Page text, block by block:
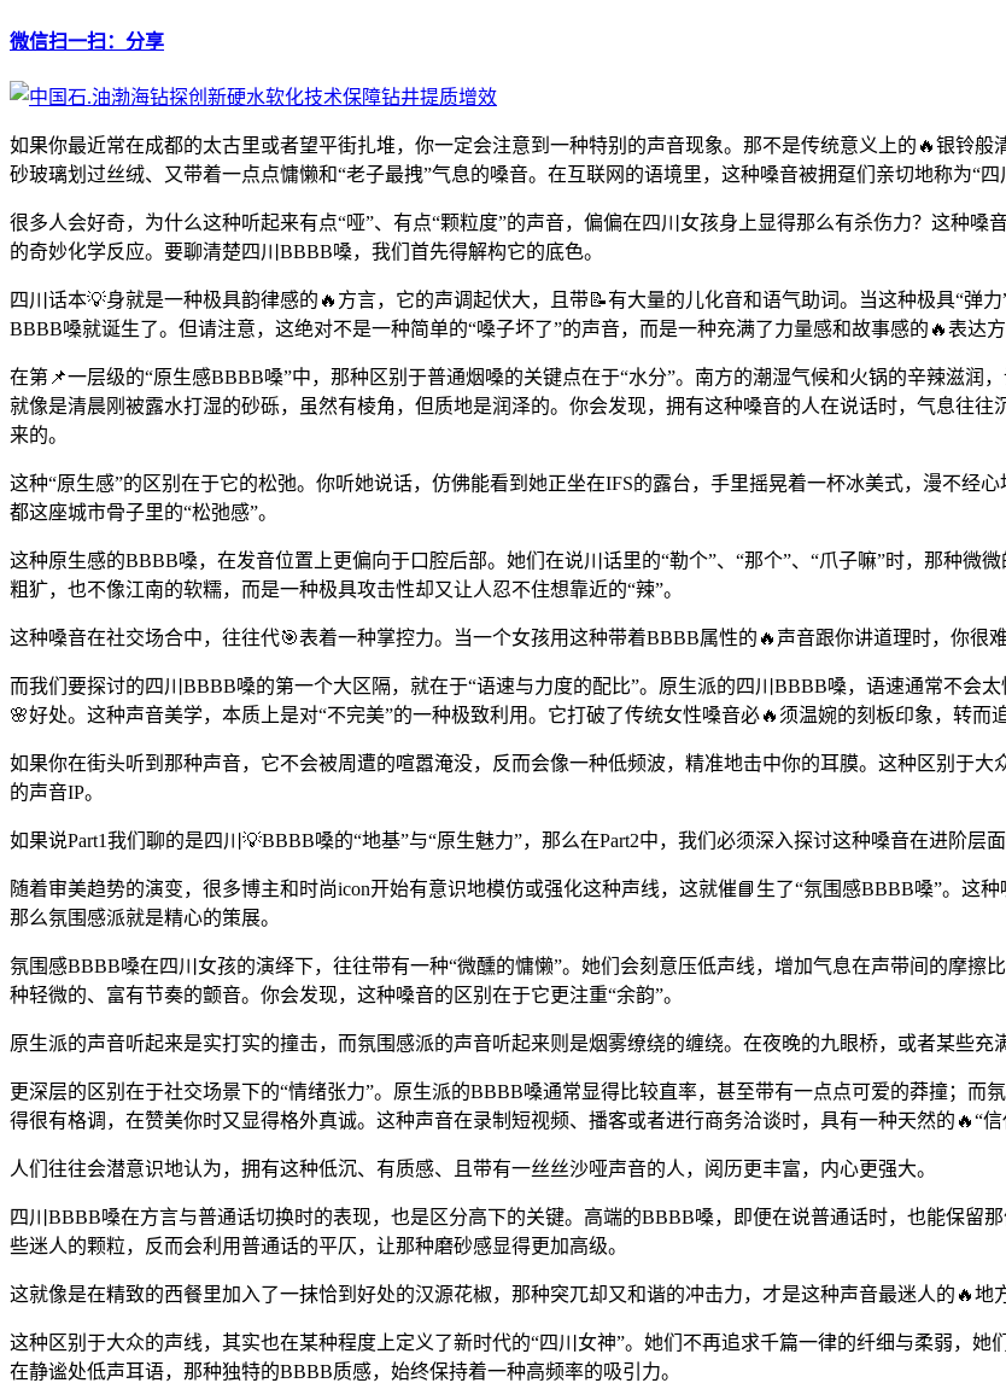
微信扫一扫：分享
如果你最近常在成都的太古里或者望平街扎堆，你一定会注意到一种特别的声音现象。那不是传统意义上的🔥银铃
砂玻璃划过丝绒、又带着一点点慵懒和“老子最拽”气息的嗓音。在互联网的语境里，这种嗓音被拥趸们亲切地称为“四
很多人会好奇，为什么这种听起来有点“哑”、有点“颗粒度”的声音，偏偏在四川女孩身上显得那么有杀伤力？这种
的奇妙化学反应。要聊清楚四川BBBB嗓，我们首先得解构它的底色。
四川话本💡身就是一种极具韵律感的🔥方言，它的声调起伏大，且带📝有大量的儿化音和语气助词。当这种极具“弹
BBBB嗓就诞生了。但请注意，这绝对不是一种简单的“嗓子坏了”的声音，而是一种充满了力量感和故事感的🔥表达方
在第📌一层级的“原生感BBBB嗓”中，那种区别于普通烟嗓的关键点在于“水分”。南方的潮湿气候和火锅的辛辣滋润
就像是清晨刚被露水打湿的砂砾，虽然有棱角，但质地是润泽的。你会发现，拥有这种嗓音的人在说话时，气息往
来的。
这种“原生感”的区别在于它的松弛。你听她说话，仿佛能看到她正坐在IFS的露台，手里摇晃着一杯冰美式，漫不经
都这座城市骨子里的“松弛感”。
这种原生感的BBBB嗓，在发音位置上更偏向于口腔后部。她们在说川话里的“勒个”、“那个”、“爪子嘛”时，那种微
粗犷，也不像江南的软糯，而是一种极具攻击性却又让人忍不住想靠近的“辣”。
这种嗓音在社交场合中，往往代🎯表着一种掌控力。当一个女孩用这种带着BBBB属性的🔥声音跟你讲道理时，你很
而我们要探讨的四川BBBB嗓的第一个大区隔，就在于“语速与力度的配比”。原生派的四川BBBB嗓，语速通常不会
🌸好处。这种声音美学，本质上是对“不完美”的一种极致利用。它打破了传统女性嗓音必🔥须温婉的刻板印象，转而
如果你在街头听到那种声音，它不会被周遭的喧嚣淹没，反而会像一种低频波，精准地击中你的耳膜。这种区别于
的声音IP。
如果说Part1我们聊的是四川💡BBBB嗓的“地基”与“原生魅力”，那么在Part2中，我们必须深入探讨这种嗓音在进阶
随着审美趋势的演变，很多博主和时尚icon开始有意识地模仿或强化这种声线，这就催📘生了“氛围感BBBB嗓”。这
那么氛围感派就是精心的策展。
氛围感BBBB嗓在四川女孩的演绎下，往往带有一种“微醺的慵懒”。她们会刻意压低声线，增加气息在声带间的摩擦
种轻微的、富有节奏的颤音。你会发现，这种嗓音的区别在于它更注重“余韵”。
原生派的声音听起来是实打实的撞击，而氛围感派的声音听起来则是烟雾缭绕的缠绕。在夜晚的九眼桥，或者某些充
更深层的区别在于社交场景下的“情绪张力”。原生派的BBBB嗓通常显得比较直率，甚至带有一点点可爱的莽撞；而
得很有格调，在赞美你时又显得格外真诚。这种声音在录制短视频、播客或者进行商务洽谈时，具有一种天然的🔥“信
人们往往会潜意识地认为，拥有这种低沉、有质感、且带有一丝丝沙哑声音的人，阅历更丰富，内心更强大。
四川BBBB嗓在方言与普通话切换时的表现，也是区分高下的关键。高端的BBBB嗓，即便在说普通话时，也能保留
些迷人的颗粒，反而会利用普通话的平仄，让那种磨砂感显得更加高级。
这就像是在精致的西餐里加入了一抹恰到好处的汉源花椒，那种突兀却又和谐的冲击力，才是这种声音最迷人的🔥地
这种区别于大众的声线，其实也在某种程度上定义了新时代的“四川女神”。她们不再追求千篇一律的纤细与柔弱，
在静谧处低声耳语，那种独特的BBBB质感，始终保持着一种高频率的吸引力。